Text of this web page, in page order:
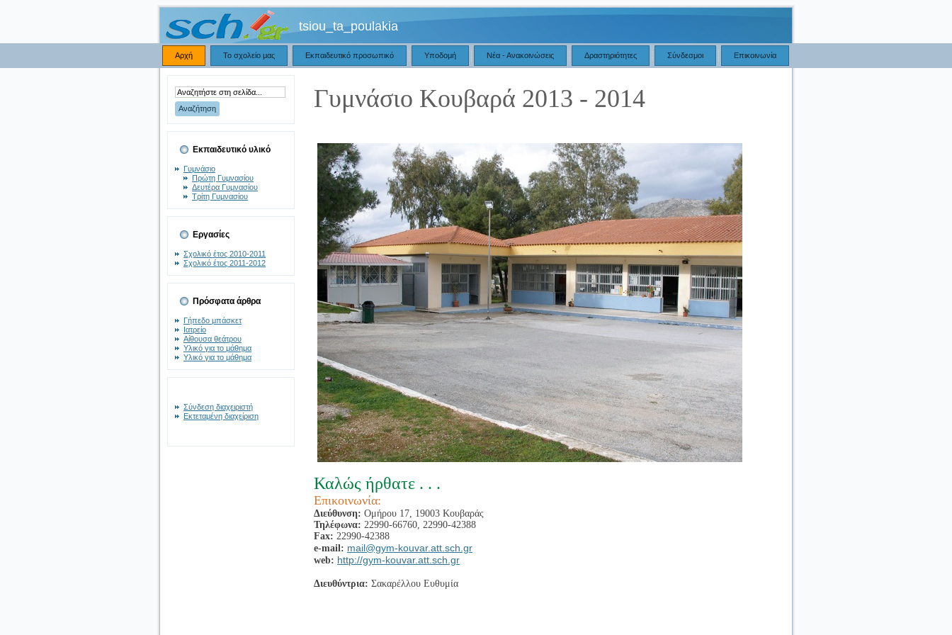
tsiou_ta_poulakia
Αρχή Το σχολείο μας Εκπαιδευτικό προσωπικό Υποδομή Νέα - Ανακοινώσεις Δραστηριότητες Σύνδεσμοι Επικοινωνία
Εκπαιδευτικό υλικό
Γυμνάσιο
Πρώτη Γυμνασίου
Δευτέρα Γυμνασίου
Τρίτη Γυμνασίου
Εργασίες
Σχολικό έτος 2010-2011
Σχολικό έτος 2011-2012
Πρόσφατα άρθρα
Γήπεδο μπάσκετ
Ιατρείο
Αίθουσα θεάτρου
Υλικό για το μάθημα
Υλικό για το μάθημα
Σύνδεση διαχειριστή
Εκτεταμένη διαχείριση
Γυμνάσιο Κουβαρά 2013 - 2014
Καλώς ήρθατε . . .
Επικοινωνία:
Διεύθυνση: Ομήρου 17, 19003 Κουβαράς
Τηλέφωνα: 22990-66760, 22990-42388
Fax: 22990-42388
e-mail: mail@gym-kouvar.att.sch.gr
web: http://gym-kouvar.att.sch.gr
Διευθύντρια: Σακαρέλλου Ευθυμία